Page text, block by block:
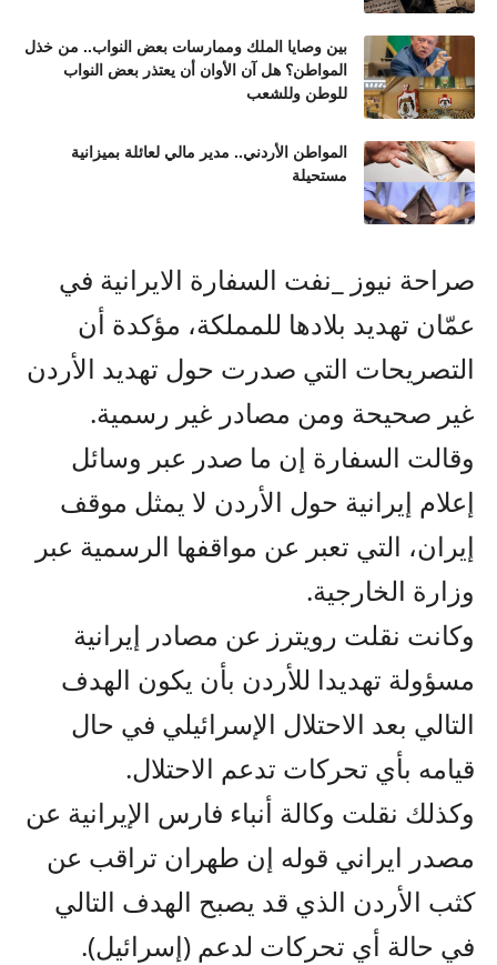
بين وصايا الملك وممارسات بعض النواب.. من خذل
المواطن؟ هل آن الأوان أن يعتذر بعض النواب
للوطن وللشعب
المواطن الأردني.. مدير مالي لعائلة بميزانية
مستحيلة
صراحة نيوز _نفت السفارة الايرانية في
عمّان تهديد بلادها للمملكة، مؤكدة أن
التصريحات التي صدرت حول تهديد الأردن
غير صحيحة ومن مصادر غير رسمية.
وقالت السفارة إن ما صدر عبر وسائل
إعلام إيرانية حول الأردن لا يمثل موقف
إيران، التي تعبر عن مواقفها الرسمية عبر
وزارة الخارجية.
وكانت نقلت رويترز عن مصادر إيرانية
مسؤولة تهديدا للأردن بأن يكون الهدف
التالي بعد الاحتلال الإسرائيلي في حال
قيامه بأي تحركات تدعم الاحتلال.
وكذلك نقلت وكالة أنباء فارس الإيرانية عن
مصدر ايراني قوله إن طهران تراقب عن
كثب الأردن الذي قد يصبح الهدف التالي
في حالة أي تحركات لدعم (إسرائيل).